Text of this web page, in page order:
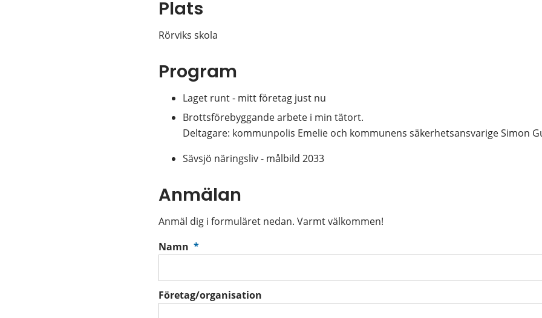
Plats
Rörviks skola
Program
Laget runt - mitt företag just nu
Brottsförebyggande arbete i min tätort.
Deltagare: kommunpolis Emelie och kommunens säkerhetsansvarige Simon
Sävsjö näringsliv - målbild 2033
Anmälan
Anmäl dig i formuläret nedan. Varmt välkommen!
Namn *(obligatorisk)
Företag/organisation